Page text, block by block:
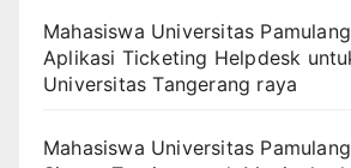
Mahasiswa Universitas
Aplikasi Ticketing Helpdesk
Universitas Tangerang raya
Mahasiswa Universitas